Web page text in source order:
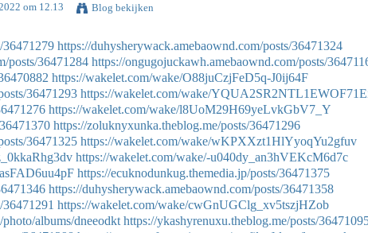
om 12.13 Blog bekijken
36471279 https://duhysherywack.amebaownd.com/posts/36471324
posts/36471284 https://ongugojuckawh.amebaownd.com/posts/
https://wakelet.com/wake/O88juCzjFeD5q-J0ij64F
36471293 https://wakelet.com/wake/
https://wakelet.com/wake/l8UoM29H69yeLvkGbV7_Y
https://zoluknyxunka.theblog.me/posts/36471296
36471325 https://wakelet.com/wake/wKPXXzt1HlYyoqYu2gfuv
https://wakelet.com/wake/-u040dy_an3hVEKcM6d7c
https://ecuknodunkug.themedia.jp/posts/36471375
https://duhysherywack.amebaownd.com/posts/36471358
https://wakelet.com/wake/cwGnUGClg_xv5tszjHZob
albums/dneeodkt https://ykashyrenuxu.theblog.me/posts/